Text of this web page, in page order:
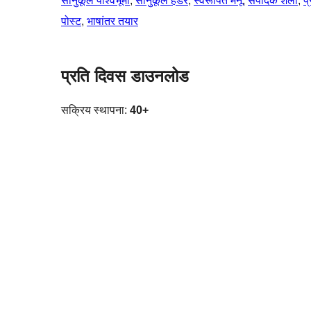
पोस्ट, भाषांतर तयार
प्रति दिवस डाउनलोड
सक्रिय स्थापना: 40+